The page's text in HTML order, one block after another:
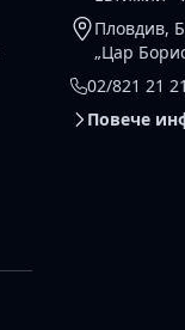
Пловдив,
„Цар
02/821 21 21
Повече